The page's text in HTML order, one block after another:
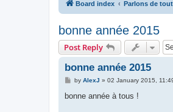
Board index Parlons de
bonne année 2015
Post Reply
bonne année 2015
P
s
by AlexJ » 02 January 2015,
bonne année à tous !